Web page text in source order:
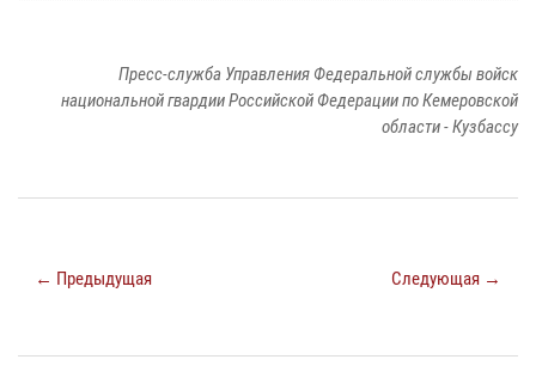
Пресс-служба Управления Федеральной службы войск
национальной гвардии Российской Федерации по Кемеровской
области - Кузбассу
← Предыдущая Следующая →